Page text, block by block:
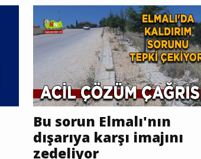
Bu sorun Elmalı'nın
dışarıya karşı imajını
zedeliyor